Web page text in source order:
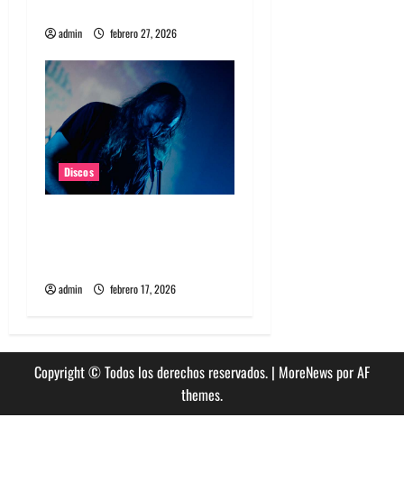
a
s
admin febrero 27, 2026
Discos
admin febrero 17, 2026
Copyright © Todos los derechos reservados. | MoreNewspor AF
themes.